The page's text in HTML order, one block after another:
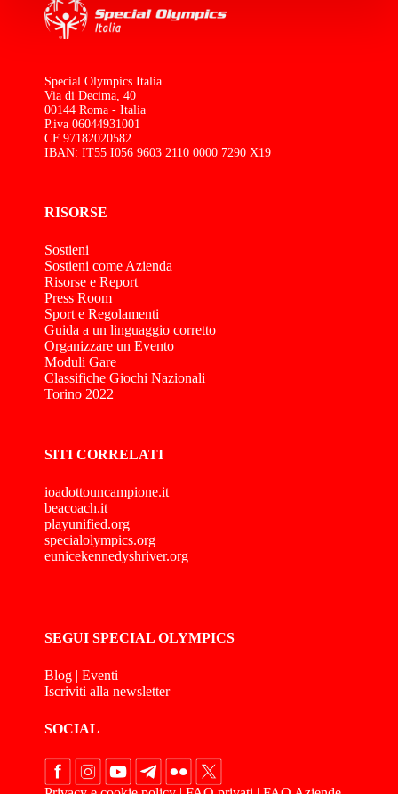
Special Olympics Italia
Via di Decima, 40
00144 Roma - Italia
P.iva 06044931001
CF 97182020582
IBAN: IT55 I056 9603 2110 0000 7290 X19
RISORSE
Sostieni
Sostieni come Azienda
Risorse e Report
Press Room
Sport e Regolamenti
Guida a un linguaggio corretto
Organizzare un Evento
Moduli Gare
Classifiche Giochi Nazionali
Torino 2022
SITI CORRELATI
ioadottouncampione.it
beacoach.it
playunified.org
specialolympics.org
eunicekennedyshriver.org
SEGUI SPECIAL OLYMPICS
Blog | Eventi
Iscriviti alla newsletter
SOCIAL